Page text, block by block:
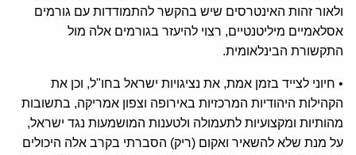
ולאור זהות האינטרסים שיש בהקשר להתמודדות עם גורמים
אסלאמיים מיליטנטיים, רצוי להיעזר בגורמים אלה מול
התקשורת הבינלאומית.
• חיוני לצייד בזמן אמת, את נציגויות ישראל בחו"ל, וכן את
הקהילות היהודיות המרכזיות באירופה וצפון אמריקה, בתשובות
מהותיות ומקצועיות לתעמולה ולטענות המושמעות נגד ישראל,
על מנת שלא להשאיר ואקום (ריק) הסברתי בקרב אלה היכולים